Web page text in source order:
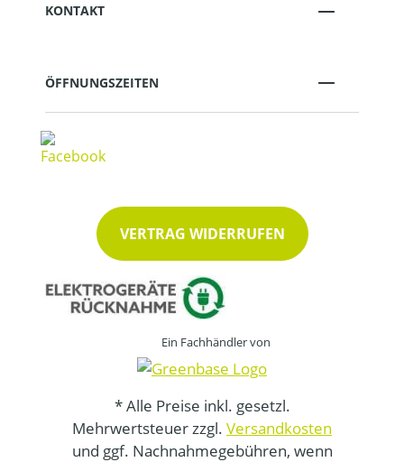
KONTAKT
ÖFFNUNGSZEITEN
VERTRAG WIDERRUFEN
Ein Fachhändler von
* Alle Preise inkl. gesetzl.
Mehrwertsteuer zzgl. Versandkosten
und ggf. Nachnahmegebühren, wenn